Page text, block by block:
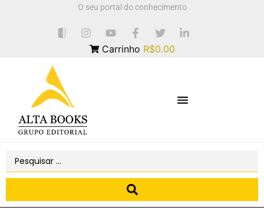
O seu portal do conhecimento
Carrinho R$0.00